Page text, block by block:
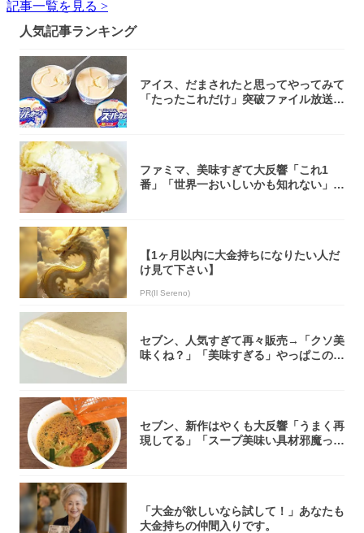
記事一覧を見る >
人気記事ランキング
アイス、だまされたと思ってやってみて
「たったこれだけ」突破ファイル放送で
ファミマ、美味すぎて大反響「これ1
番」「世界一おいしいかも知れない」
【1ヶ月以内に大金持ちになりたい人だ
け見て下さい】
PR(Il Sereno)
セブン、人気すぎて再々販売→「クソ美
味くね？」「美味すぎる」やっぱこのク
セブン、新作はやくも大反響「うまく再
現してる」「スープ美味い具材邪魔って
「大金が欲しいなら試して！」あなたも
大金持ちの仲間入りです。